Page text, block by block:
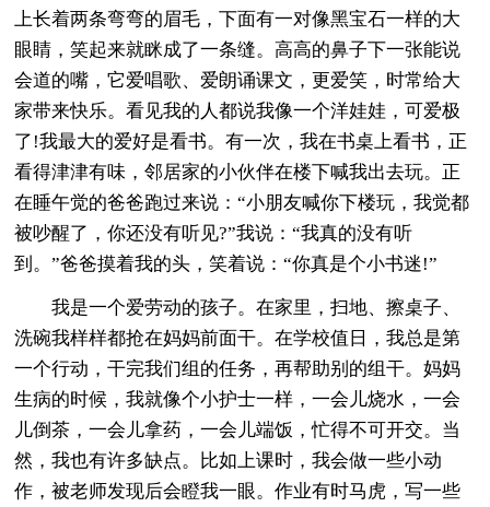
上长着两条弯弯的眉毛，下面有一对像黑宝石一样的大
眼睛，笑起来就眯成了一条缝。高高的鼻子下一张能说
会道的嘴，它爱唱歌、爱朗诵课文，更爱笑，时常给大
家带来快乐。看见我的人都说我像一个洋娃娃，可爱极
了!我最大的爱好是看书。有一次，我在书桌上看书，正
看得津津有味，邻居家的小伙伴在楼下喊我出去玩。正
在睡午觉的爸爸跑过来说：“小朋友喊你下楼玩，我觉都
被吵醒了，你还没有听见?”我说：“我真的没有听
到。”爸爸摸着我的头，笑着说：“你真是个小书迷!”
我是一个爱劳动的孩子。在家里，扫地、擦桌子、
洗碗我样样都抢在妈妈前面干。在学校值日，我总是第
一个行动，干完我们组的任务，再帮助别的组干。妈妈
生病的时候，我就像个小护士一样，一会儿烧水，一会
儿倒茶，一会儿拿药，一会儿端饭，忙得不可开交。当
然，我也有许多缺点。比如上课时，我会做一些小动
作，被老师发现后会瞪我一眼。作业有时马虎，写一些